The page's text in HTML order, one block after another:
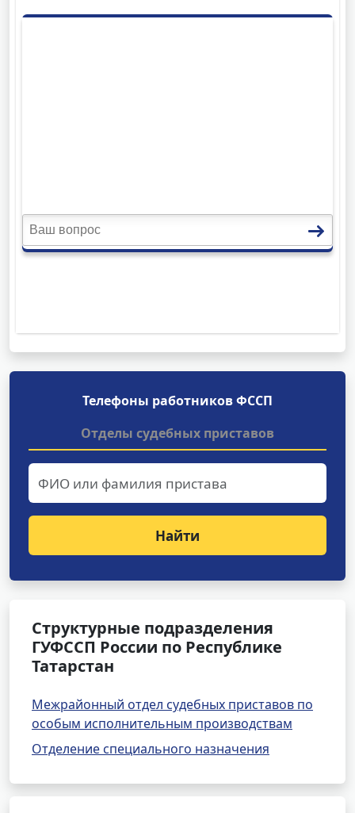
Телефоны работников ФССП
Отделы судебных приставов
Найти
Структурные подразделения
ГУФССП России по Республике
Татарстан
Межрайонный отдел судебных приставов по
особым исполнительным производствам
Отделение специального назначения